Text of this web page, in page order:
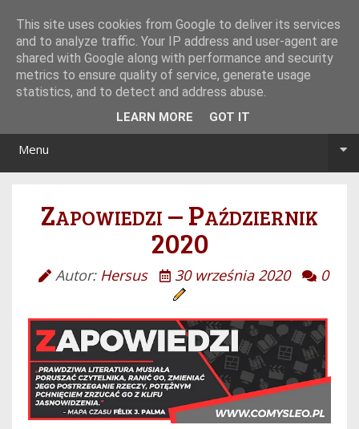
Menu
Zapowiedzi – Październik
2020
Autor: Hersus 30 września 2020 0
This site uses cookies from Google to deliver its services
and to analyze traffic. Your IP address and user-agent are
shared with Google along with performance and security
metrics to ensure quality of service, generate usage
statistics, and to detect and address abuse.
LEARN MORE GOT IT